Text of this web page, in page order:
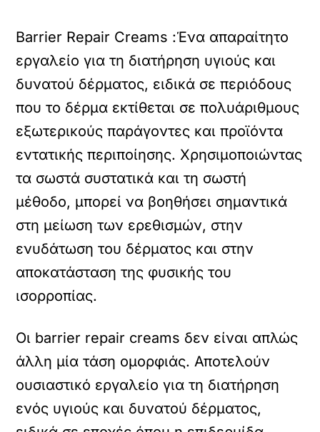
Barrier Repair Creams :Ένα απαραίτητο
εργαλείο για τη διατήρηση υγιούς και
δυνατού δέρματος, ειδικά σε περιόδους
που το δέρμα εκτίθεται σε πολυάριθμους
εξωτερικούς παράγοντες και προϊόντα
εντατικής περιποίησης. Χρησιμοποιώντας
τα σωστά συστατικά και τη σωστή
μέθοδο, μπορεί να βοηθήσει σημαντικά
στη μείωση των ερεθισμών, στην
ενυδάτωση του δέρματος και στην
αποκατάσταση της φυσικής του
ισορροπίας.
Οι barrier repair creams δεν είναι απλώς
άλλη μία τάση ομορφιάς. Αποτελούν
ουσιαστικό εργαλείο για τη διατήρηση
ενός υγιούς και δυνατού δέρματος,